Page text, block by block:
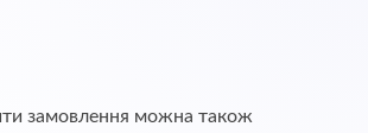
замовлення можна також